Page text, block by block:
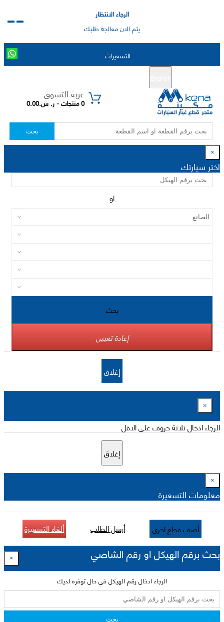
الرجاء الانتظار
يتم الان معالجة طلبك
التسعيرات
عربة التسوق
0 منتجات - ر. س.0.00
بحث
×
اختر سيارتك
او
بحث
إعادة تعيين
إغلاق
×
الرجاء ادخال ثلاثة حروف على الاقل
إغلاق
×
معلومات التسعيرة
أضف قطع اخرى أرسل الطلب ألغاء التسعيرة
بحث برقم الهيكل او رقم الشاصي ×
الرجاء ادخال رقم الهيكل في حال توفره لديك
بحث